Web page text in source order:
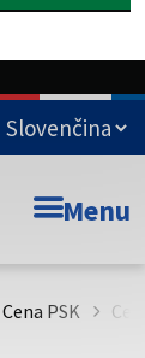
Menu
Cena PSK